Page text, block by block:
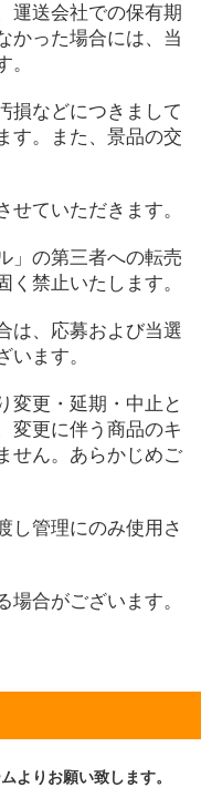
運送会社での保有期
かった場合には、当
損などにつきまして
す。また、景品の交
ていただきます。
」の第三者への転売
禁止いたします。
は、応募および当選
ます。
変更・延期・中止と
変更に伴う商品のキ
せん。あらかじめご
し管理にのみ使用さ
合がございます。
よりお願い致します。